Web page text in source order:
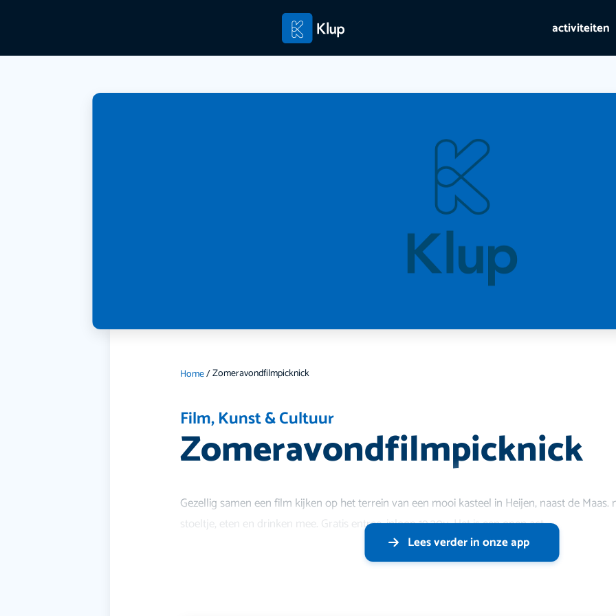
activiteiten
Home/Zomeravondfilmpicknick
Film,Kunst & Cultuur
Zomeravondfilmpicknick
Gezellig samen een film kijken op het terrein van een mooi kasteel in Heijen, naast de Maas.
stoeltje, eten en drinken mee. Gratis entree, inloop 19.30u. Het is een open act
Lees verder in onze app